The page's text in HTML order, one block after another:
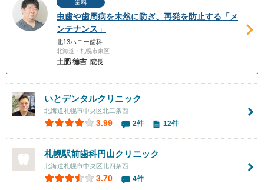
歯科
虫歯や歯周病を未然に防ぎ、再発を防止する「メ
ンテナンス」
北13ハニー歯科
北海道・札幌市東区
土肥 德吉 院長
いとデンタルクリニック
北海道札幌市中央区北二条西
3.99 2件 12件
札幌駅前歯科円山クリニック
北海道札幌市中央区北四条西
3.70 4件